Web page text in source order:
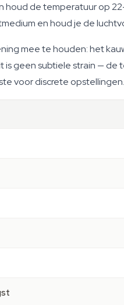
de temperatuur op
en houd je de
mee te houden: het
is geen subtiele strain —
voor discrete opstellingen.